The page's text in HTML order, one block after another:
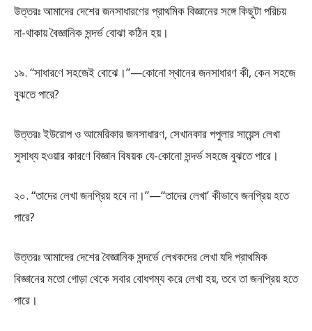
উত্তরঃ আমাদের দেশের জনসাধারণের প্রাথমিক বিজ্ঞানের সঙ্গে কিছুটা পরিচয়
না-থাকায় বৈজ্ঞানিক সন্দর্ভ বোঝা কঠিন হয়।
১৯. “সাধারণে সহজেই বোঝে।”—কোনো স্থানের জনসাধারণ কী, কেন সহজে
বুঝতে পারে?
উত্তরঃ ইউরোপ ও আমেরিকার জনসাধারণ, সেখানকার পপুলার সায়েন্স লেখা
সুসাধ্য হওয়ার কারণে বিজ্ঞান বিষয়ক যে-কোনো সন্দর্ভ সহজে বুঝতে পারে।
২০. “তাদের লেখা জনপ্রিয় হবে না।”—“তাদের লেখা’ কীভাবে জনপ্রিয় হতে
পারে?
উত্তরঃ আমাদের দেশের বৈজ্ঞানিক সন্দর্ভে লেখকদের লেখা যদি প্রাথমিক
বিজ্ঞানের মতো গোড়া থেকে সবার বোধগম্য করে লেখা হয়, তবে তা জনপ্রিয় হতে
পারে।